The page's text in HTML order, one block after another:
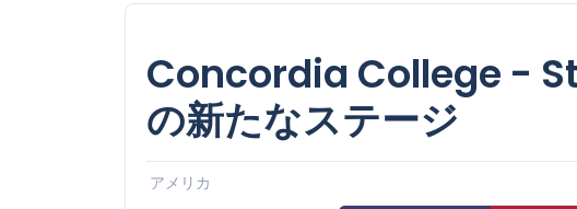
Concordia College -
の新たなステージ
アメリカ